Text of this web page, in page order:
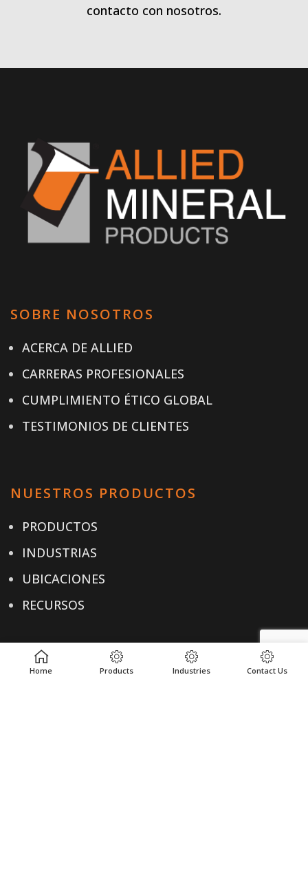
contacto con nosotros.
SOBRE NOSOTROS
ACERCA DE ALLIED
CARRERAS PROFESIONALES
CUMPLIMIENTO ÉTICO GLOBAL
TESTIMONIOS DE CLIENTES
NUESTROS PRODUCTOS
PRODUCTOS
INDUSTRIAS
UBICACIONES
RECURSOS
ENLACES ÚTILES
Home Products Industries Contact Us